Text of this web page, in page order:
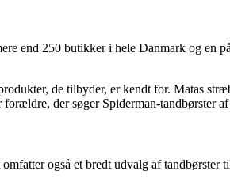
end 250 butikker i hele Danmark og en
de tilbyder, er kendt for. Matas
der søger Spiderman-tandbørster
også et bredt udvalg af tandbørster